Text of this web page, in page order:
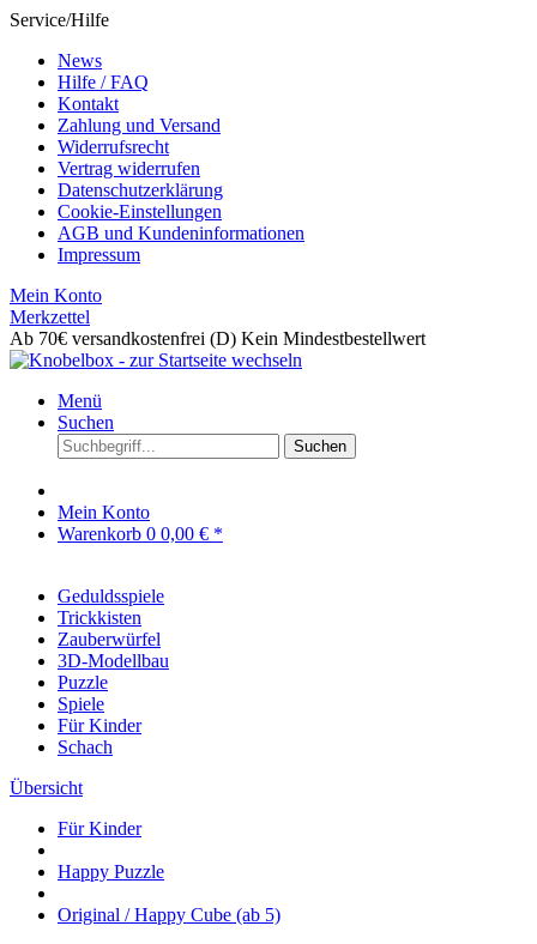
Service/Hilfe
News
Hilfe / FAQ
Kontakt
Zahlung und Versand
Widerrufsrecht
Vertrag widerrufen
Datenschutzerklärung
Cookie-Einstellungen
AGB und Kundeninformationen
Impressum
Mein Konto
Merkzettel
Ab 70€ versandkostenfrei (D) Kein Mindestbestellwert
Menü
Suchen
Suchen
Mein Konto
Warenkorb 0 0,00 € *
Geduldsspiele
Trickkisten
Zauberwürfel
3D-Modellbau
Puzzle
Spiele
Für Kinder
Schach
Übersicht
Für Kinder
Happy Puzzle
Original / Happy Cube (ab 5)